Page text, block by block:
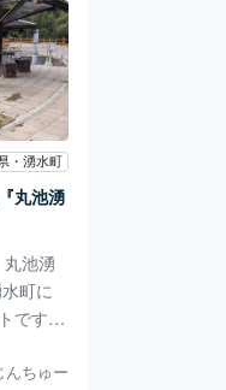
変えま
が、そ
る光は
れる川
くなり
紅葉
を見る
「曽於
・湧水町
丸池湧
池湧
町に
です。
くら
みた
んちゅー